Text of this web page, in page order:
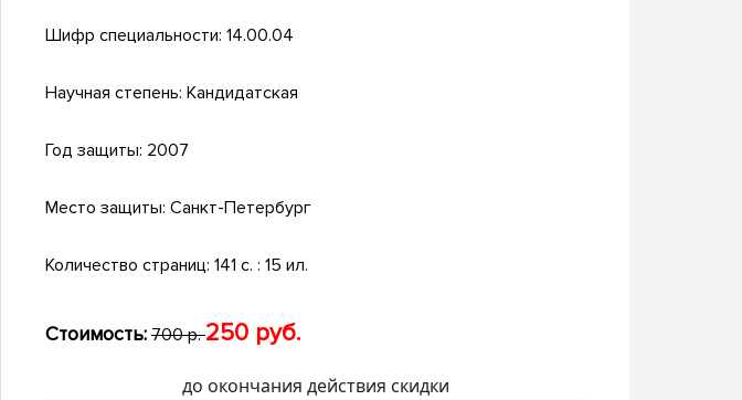
Шифр специальности: 14.00.04
Научная степень: Кандидатская
Год защиты: 2007
Место защиты: Санкт-Петербург
Количество страниц: 141 с. : 15 ил.
Стоимость: 700 р.250 руб.
до окончания действия скидки